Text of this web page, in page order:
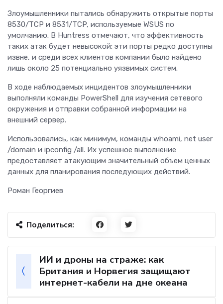
Злоумышленники пытались обнаружить открытые порты
8530/TCP и 8531/TCP, используемые WSUS по
умолчанию. В Huntress отмечают, что эффективность
таких атак будет невысокой: эти порты редко доступны
извне, и среди всех клиентов компании было найдено
лишь около 25 потенциально уязвимых систем.
В ходе наблюдаемых инцидентов злоумышленники
выполняли команды PowerShell для изучения сетевого
окружения и отправки собранной информации на
внешний сервер.
Использовались, как минимум, команды whoami, net user
/domain и ipconfig /all. Их успешное выполнение
предоставляет атакующим значительный объем ценных
данных для планирования последующих действий.
Роман Георгиев
Поделиться:
ИИ и дроны на страже: как
Британия и Норвегия защищают
интернет-кабели на дне океана